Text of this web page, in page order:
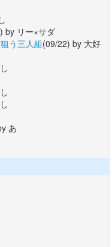
by リー×サダ
う三人組(09/22) by 大好
あ